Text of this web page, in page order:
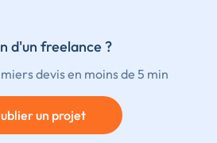
d'un freelance ?
devis en moins de 5 min
un projet